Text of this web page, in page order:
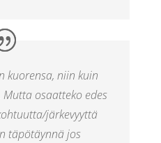
kuorensa, niin kuin
osaatteko edes
järkevyyttä
täpötäynnä jos